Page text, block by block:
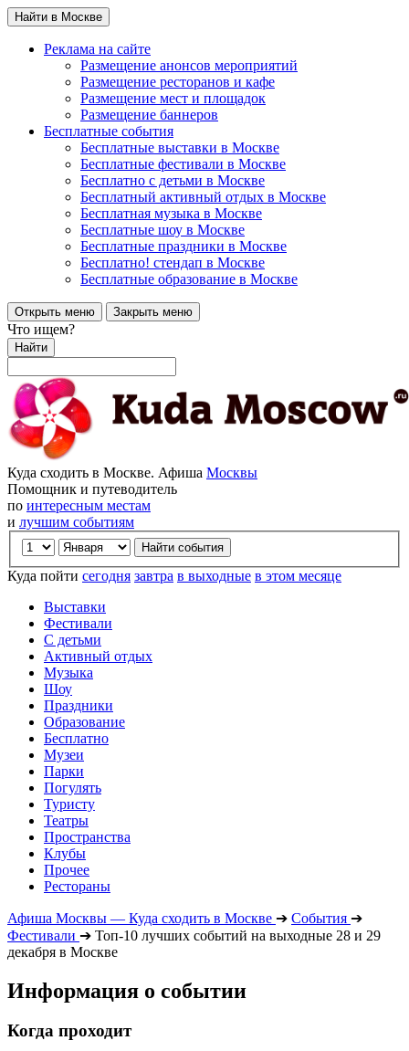
Найти в Москве
Реклама на сайте
Размещение анонсов мероприятий
Размещение ресторанов и кафе
Размещение мест и площадок
Размещение баннеров
Бесплатные события
Бесплатные выставки в Москве
Бесплатные фестивали в Москве
Бесплатно с детьми в Москве
Бесплатный активный отдых в Москве
Бесплатная музыка в Москве
Бесплатные шоу в Москве
Бесплатные праздники в Москве
Бесплатно! стендап в Москве
Бесплатные образование в Москве
Открыть меню Закрыть меню
Что ищем?
Найти
Куда сходить в Москве. Афиша Москвы
Помощник и путеводитель
по интересным местам
и лучшим событиям
Куда пойти сегодня завтра в выходные в этом месяце
Выставки
Фестивали
С детьми
Активный отдых
Музыка
Шоу
Праздники
Образование
Бесплатно
Музеи
Парки
Погулять
Туристу
Театры
Пространства
Клубы
Прочее
Рестораны
Афиша Москвы — Куда сходить в Москве ➔ События ➔
Фестивали ➔ Топ-10 лучших событий на выходные 28 и 29
декабря в Москве
Информация о событии
Когда проходит